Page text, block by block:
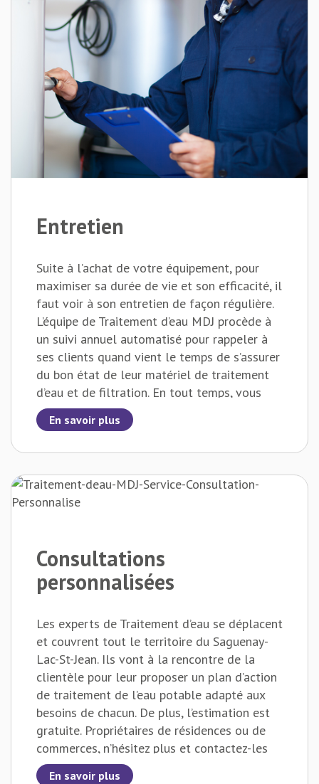
Entretien
Suite à l’achat de votre équipement, pour
maximiser sa durée de vie et son efficacité, il
faut voir à son entretien de façon régulière.
L’équipe de Traitement d’eau MDJ procède à
un suivi annuel automatisé pour rappeler à
ses clients quand vient le temps de s’assurer
du bon état de leur matériel de traitement
d’eau et de filtration. En tout temps, vous
pouvez contacter les experts pour qu’ils
effectuent ces vérifications !
En savoir plus
Consultations
personnalisées
Les experts de Traitement d’eau se déplacent
et couvrent tout le territoire du Saguenay-
Lac-St-Jean. Ils vont à la rencontre de la
clientèle pour leur proposer un plan d’action
de traitement de l’eau potable adapté aux
besoins de chacun. De plus, l’estimation est
gratuite. Propriétaires de résidences ou de
commerces, n’hésitez plus et contactez-les
maintenant !
En savoir plus